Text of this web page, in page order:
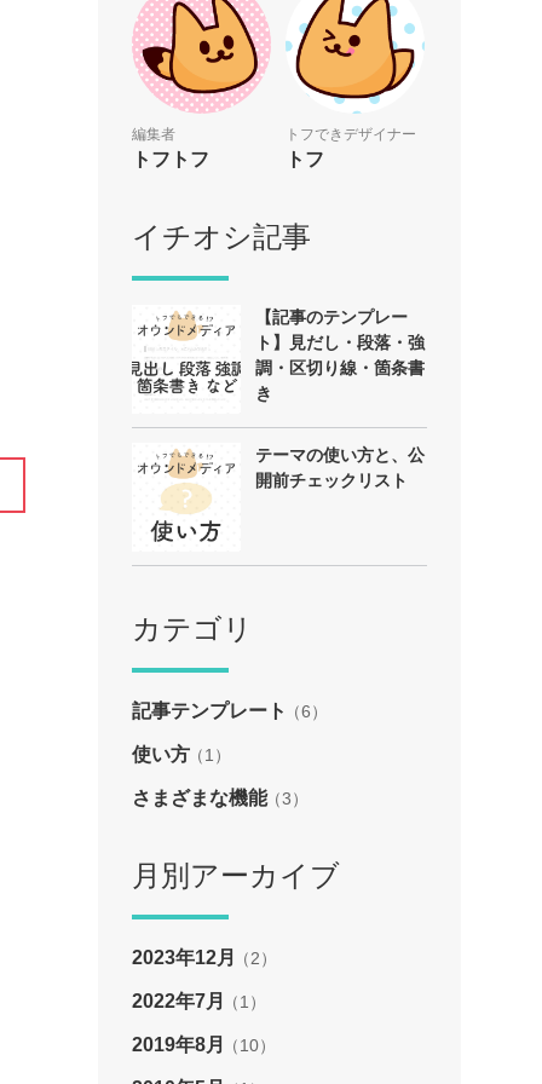
編集者
トフトフ
トフできデザイナー
トフ
イチオシ記事
【記事のテンプレー
ト】見だし・段落・強
調・区切り線・箇条書
き
テーマの使い方と、公
開前チェックリスト
カテゴリ
記事テンプレート （6）
使い方（1）
さまざまな機能（3）
月別アーカイブ
2023年12月 （2）
2022年7月 （1）
2019年8月 （10）